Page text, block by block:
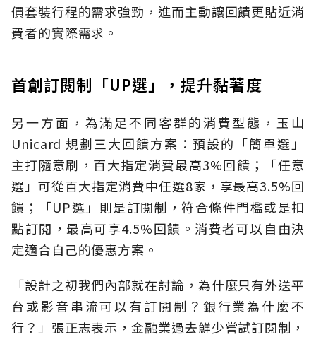
價套裝行程的需求強勁，進而主動讓回饋更貼近消
費者的實際需求。
首創訂閱制「UP選」，提升黏著度
另一方面，為滿足不同客群的消費型態，玉山
Unicard 規劃三大回饋方案：預設的「簡單選」
主打隨意刷，百大指定消費最高3%回饋；「任意
選」可從百大指定消費中任選8家，享最高3.5%回
饋；「UP選」則是訂閱制，符合條件門檻或是扣
點訂閱，最高可享4.5%回饋。消費者可以自由決
定適合自己的優惠方案。
「設計之初我們內部就在討論，為什麼只有外送平
台或影音串流可以有訂閱制？銀行業為什麼不
行？」張正志表示，金融業過去鮮少嘗試訂閱制，